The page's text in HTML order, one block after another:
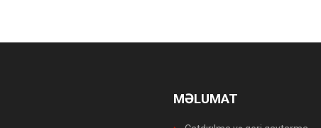
MƏLUMAT